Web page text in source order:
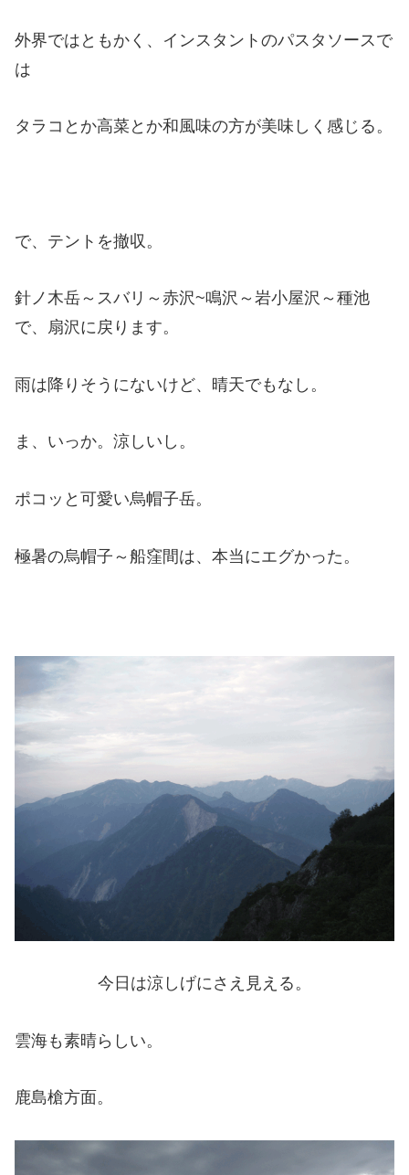
外界ではともかく、インスタントのパスタソースで
は
タラコとか高菜とか和風味の方が美味しく感じる。
で、テントを撤収。
針ノ木岳～スバリ～赤沢~鳴沢～岩小屋沢～種池
で、扇沢に戻ります。
雨は降りそうにないけど、晴天でもなし。
ま、いっか。涼しいし。
ポコッと可愛い烏帽子岳。
極暑の烏帽子～船窪間は、本当にエグかった。
今日は涼しげにさえ見える。
雲海も素晴らしい。
鹿島槍方面。